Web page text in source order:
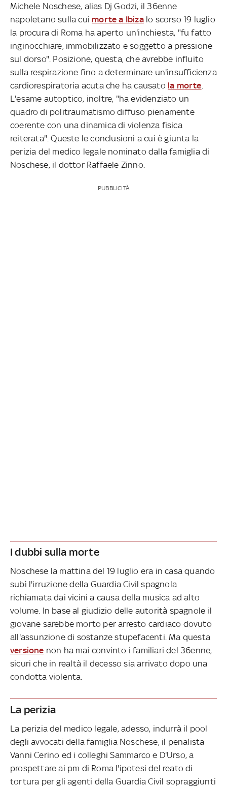
Michele Noschese, alias Dj Godzi, il 36enne
napoletano sulla cui morte a Ibizalo scorso 19 luglio
la procura di Roma ha aperto un'inchiesta, "fu fatto
inginocchiare, immobilizzato e soggetto a pressione
sul dorso". Posizione, questa, che avrebbe influito
sulla respirazione fino a determinare un'insufficienza
cardiorespiratoria acuta che ha causato la morte
L'esame autoptico, inoltre, "ha evidenziato un
quadro di politraumatismo diffuso pienamente
coerente con una dinamica di violenza fisica
reiterata". Queste le conclusioni a cui è giunta la
perizia del medico legale nominato dalla famiglia di
Noschese, il dottor Raffaele Zinno.
PUBBLICITÀ
I dubbi sulla morte
Noschese la mattina del 19 luglio era in casa quando
subì l'irruzione della Guardia Civil spagnola
richiamata dai vicini a causa della musica ad alto
volume. In base al giudizio delle autorità spagnole il
giovane sarebbe morto per arresto cardiaco dovuto
all'assunzione di sostanze stupefacenti. Ma questa
versione non ha mai convinto i familiari del 36enne,
sicuri che in realtà il decesso sia arrivato dopo una
condotta violenta.
La perizia
La perizia del medico legale, adesso, indurrà il pool
degli avvocati della famiglia Noschese, il penalista
Vanni Cerino ed i colleghi Sammarco e D'Urso, a
prospettare ai pm di Roma l'ipotesi del reato di
tortura per gli agenti della Guardia Civil sopraggiunti